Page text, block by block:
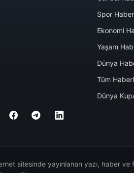
Spor
Ekonomi
Yaşam
Dünya
Tüm
Dünya
sitesinde yayınlanan yazı, haber